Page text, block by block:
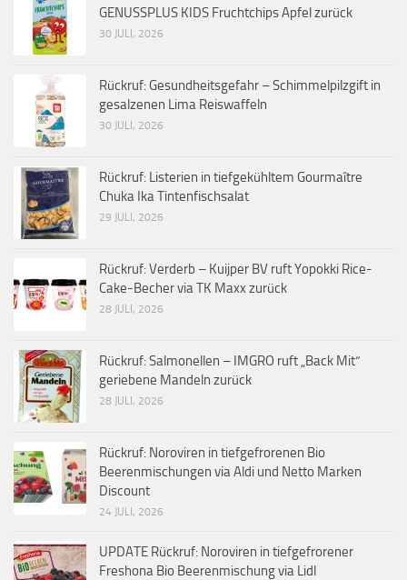
GENUSSPLUS KIDS Fruchtchips Apfel zurück
30 JULI, 2026
Rückruf: Gesundheitsgefahr – Schimmelpilzgift in
gesalzenen Lima Reiswaffeln
30 JULI, 2026
Rückruf: Listerien in tiefgekühltem Gourmaître
Chuka Ika Tintenfischsalat
29 JULI, 2026
Rückruf: Verderb – Kuijper BV ruft Yopokki Rice-
Cake-Becher via TK Maxx zurück
28 JULI, 2026
Rückruf: Salmonellen – IMGRO ruft „Back Mit“
geriebene Mandeln zurück
28 JULI, 2026
Rückruf: Noroviren in tiefgefrorenen Bio
Beerenmischungen via Aldi und Netto Marken
Discount
24 JULI, 2026
UPDATE Rückruf: Noroviren in tiefgefrorener
Freshona Bio Beerenmischung via Lidl